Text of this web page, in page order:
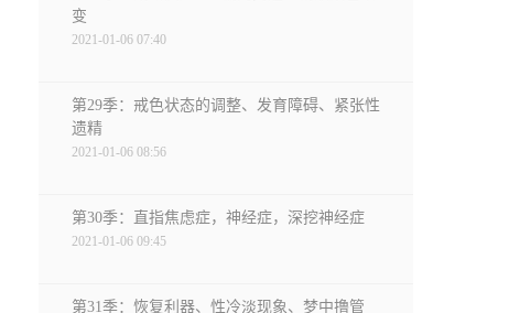
变
2021-01-06 07:40
第29季：戒色状态的调整、发育障碍、紧张性
遗精
2021-01-06 08:56
第30季：直指焦虑症，神经症，深挖神经症
2021-01-06 09:45
第31季：恢复利器、性冷淡现象、梦中撸管